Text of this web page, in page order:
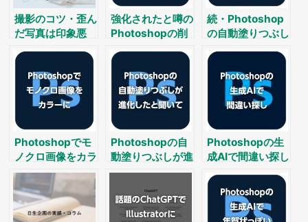
撮影のコツ・歪ん
だ写真は印象悪
写真撮影テクニッ
強化されたと噂の
Photoshopの削
みよう
続・Photoshop
の自動塗りつぶし
Photoshopでモ
ノクロ画像をカラ
ーに
Photoshopの自
動塗りつぶしが進
化した？
Photoshopの生
成AIで間違い探し